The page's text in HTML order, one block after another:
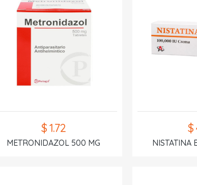
$ 1.72
METRONIDAZOL 500 MG
$
NISTATINA